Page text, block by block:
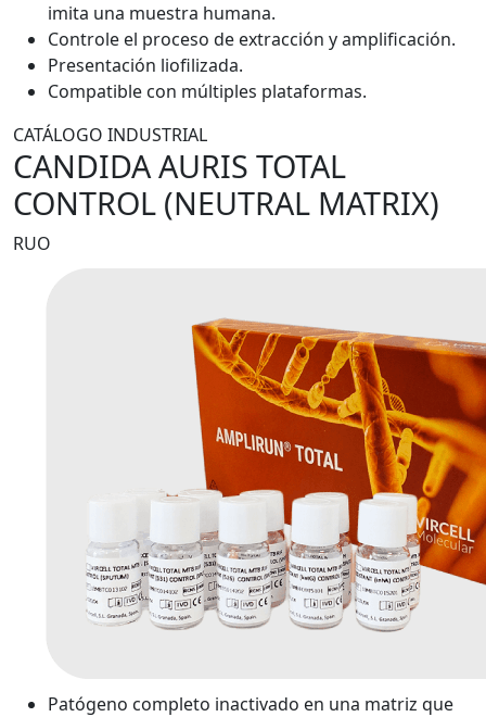
imita una muestra humana.
Controle el proceso de extracción y amplificación.
Presentación liofilizada.
Compatible con múltiples plataformas.
CATÁLOGO INDUSTRIAL
CANDIDA AURIS TOTAL
CONTROL (NEUTRAL MATRIX)
RUO
Patógeno completo inactivado en una matriz que